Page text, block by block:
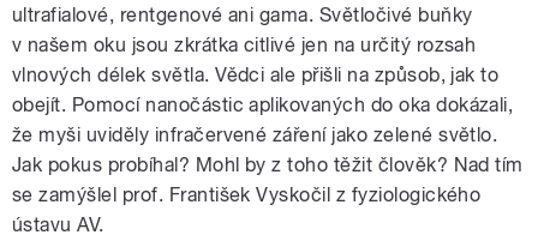
ultrafialové, rentgenové ani gama. Světločivé buňky
v našem oku jsou zkrátka citlivé jen na určitý rozsah
vlnových délek světla. Vědci ale přišli na způsob, jak to
obejít. Pomocí nanočástic aplikovaných do oka dokázali,
že myši uviděly infračervené záření jako zelené světlo.
Jak pokus probíhal? Mohl by z toho těžit člověk? Nad tím
se zamýšlel prof. František Vyskočil z fyziologického
ústavu AV.